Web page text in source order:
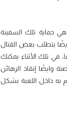
حماية تلك السفينة
أيضًا يتطلب بعض القتال
في تلك الأثناء يمكنك
وايضًا إنقاذ الرهائن
به داخل اللعبة بشكل